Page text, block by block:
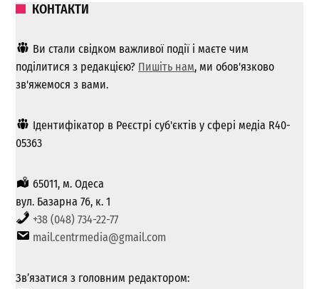
КОНТАКТИ
Ви стали свідком важливої ​​події і маєте чим
поділитися з редакцією? Пишіть нам, ми обов'язково
зв'яжемося з вами.
Ідентифікатор в Реєстрі суб'єктів у сфері медіа R40-
05363
65011, м. Одеса
вул. Базарна 76, к. 1
+38 (048) 734-22-77
mail.centrmedia@gmail.com
Зв’язатися з головним редактором: